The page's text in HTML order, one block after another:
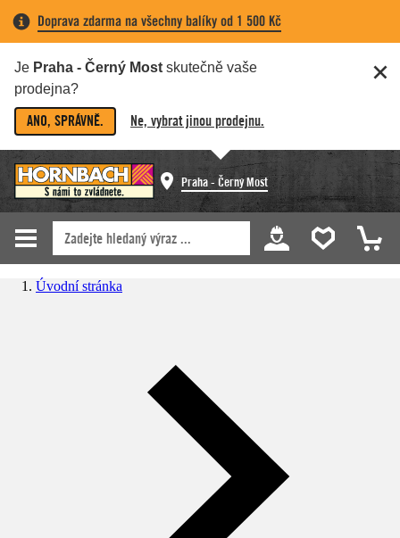
Doprava zdarma na všechny balíky od 1 500 Kč
Je Praha - Černý Most skutečně vaše
prodejna?
ANO, SPRÁVNĚ. Ne, vybrat jinou prodejnu.
Praha - Černý Most
Úvodní stránka